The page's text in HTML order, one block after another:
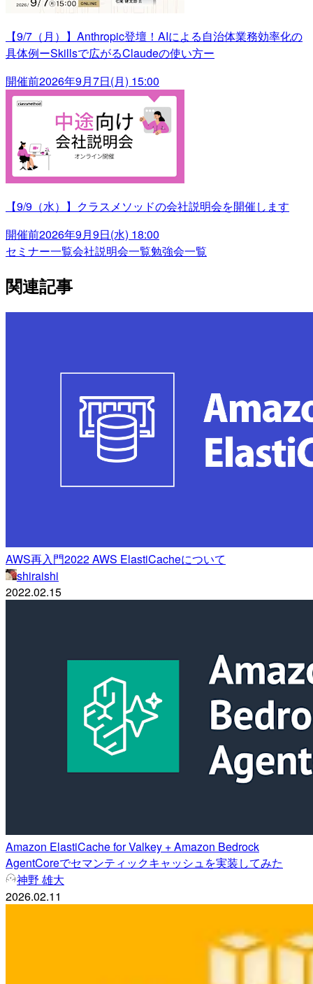
【9/7（月）】Anthropic登壇！AIによる自治体業務効率化の
具体例ーSkillsで広がるClaudeの使い方ー
開催前2026年9月7日(月) 15:00
【9/9（水）】クラスメソッドの会社説明会を開催します
開催前2026年9月9日(水) 18:00
セミナー一覧会社説明会一覧勉強会一覧
関連記事
AWS再入門2022 AWS ElastiCacheについて
shiraishi
2022.02.15
Amazon ElastiCache for Valkey + Amazon Bedrock
AgentCoreでセマンティックキャッシュを実装してみた
神野 雄大
2026.02.11